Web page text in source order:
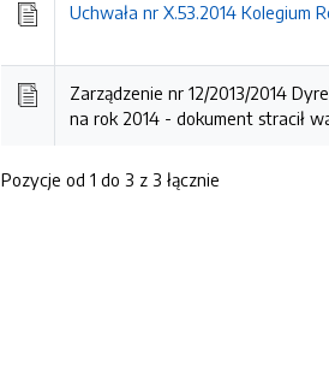
Uchwała nr X.53.2014 Kolegium
Zarządzenie nr 12/2013/2014
na rok 2014 - dokument stracił
Pozycje od 1 do 3 z 3 łącznie